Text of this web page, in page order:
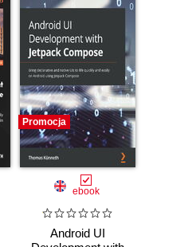
Promocja
ebook
Android UI